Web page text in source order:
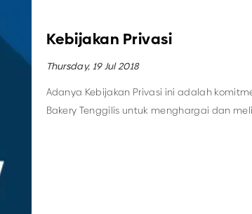
Kebijakan Privasi
Thursday, 19 Jul 2018
Adanya Kebijakan Privasi ini adalah
Bakery Tenggilis untuk menghargai dan